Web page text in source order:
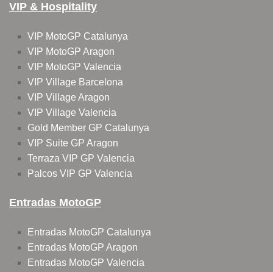
VIP & Hospitality
VIP MotoGP Catalunya
VIP MotoGP Aragon
VIP MotoGP Valencia
VIP Village Barcelona
VIP Village Aragon
VIP Village Valencia
Gold Member GP Catalunya
VIP Suite GP Aragon
Terraza VIP GP Valencia
Palcos VIP GP Valencia
Entradas MotoGP
Entradas MotoGP Catalunya
Entradas MotoGP Aragon
Entradas MotoGP Valencia